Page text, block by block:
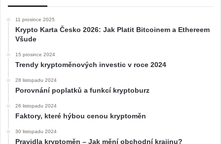
11 prosince 2025
Krypto Karta Česko 2026: Jak Platit Bitcoinem a Ethereem
Všude
15 prosince 2024
Trendy kryptoměnových investic v roce 2024
28 listopadu 2024
Porovnání poplatků a funkcí kryptoburz
26 listopadu 2024
Faktory, které hýbou cenou kryptoměn
30 listopadu 2024
Pravidla kryptoměn – Jak mění obchodní krajinu?